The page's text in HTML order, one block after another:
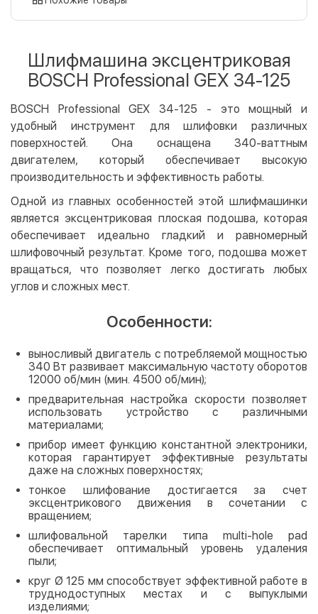
LiqPay
Apple Pay
Google Pay
Безналичный расчет
Оплата на карту юр.лица
Оплата на счет юр.лица
Бесплатно
Кредит
Мгновенная рассрочка (Приватбанк)
Оплата частями (Приватбанк)
Покупка частями (Монобанк)
Шлифмашина эксцентриковая
BOSCH Professional GEX 34-125
BOSCH Professional GEX 34-125 - это мощный и
удобный инструмент для шлифовки различных
поверхностей. Она оснащена 340-ваттным
двигателем, который обеспечивает высокую
производительность и эффективность работы.
Одной из главных особенностей этой шлифмашинки
является эксцентриковая плоская подошва, которая
обеспечивает идеально гладкий и равномерный
шлифовочный результат. Кроме того, подошва может
вращаться, что позволяет легко достигать любых
углов и сложных мест.
Особенности:
выносливый двигатель с потребляемой мощностью
340 Вт развивает максимальную частоту оборотов
12000 об/мин (мин. 4500 об/мин);
предварительная настройка скорости позволяет
использовать устройство с различными
материалами;
прибор имеет функцию константной электроники,
которая гарантирует эффективные результаты
даже на сложных поверхностях;
тонкое шлифование достигается за счет
эксцентрикового движения в сочетании с
вращением;
шлифовальной тарелки типа multi-hole pad
обеспечивает оптимальный уровень удаления
пыли;
круг Ø 125 мм способствует эффективной работе в
труднодоступных местах и с выпуклыми
изделиями;